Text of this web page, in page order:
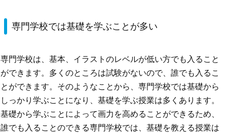
専門学校では基礎を学ぶことが多い
専門学校は、基本、イラストのレベルが低い方でも入ること
ができます。多くのところは試験がないので、誰でも入るこ
とができます。そのようなことから、専門学校では基礎から
しっかり学ぶことになり、基礎を学ぶ授業は多くあります。
基礎から学ぶことによって画力を高めることができるため、
誰でも入ることのできる専門学校では、基礎を教える授業は